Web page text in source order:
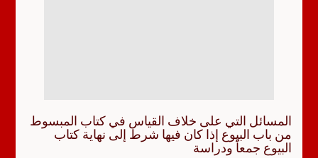
المسائل التي على خلاف القياس في كتاب المبسوط
من باب البيوع إذا كان فيها شرط إلى نهاية كتاب
البيوع جمعاً ودراسة